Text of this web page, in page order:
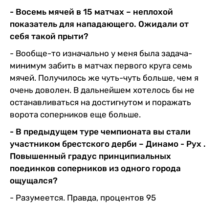
- Восемь мячей в 15 матчах – неплохой
показатель для нападающего. Ожидали от
себя такой прыти?
- Вообще-то изначально у меня была задача-
минимум забить в матчах первого круга семь
мячей. Получилось же чуть-чуть больше, чем я
очень доволен. В дальнейшем хотелось бы не
останавливаться на достигнутом и поражать
ворота соперников еще больше.
- В предыдущем туре чемпионата вы стали
участником брестского дерби – Динамо - Рух .
Повышенный градус принципиальных
поединков соперников из одного города
ощущался?
- Разумеется. Правда, процентов 95